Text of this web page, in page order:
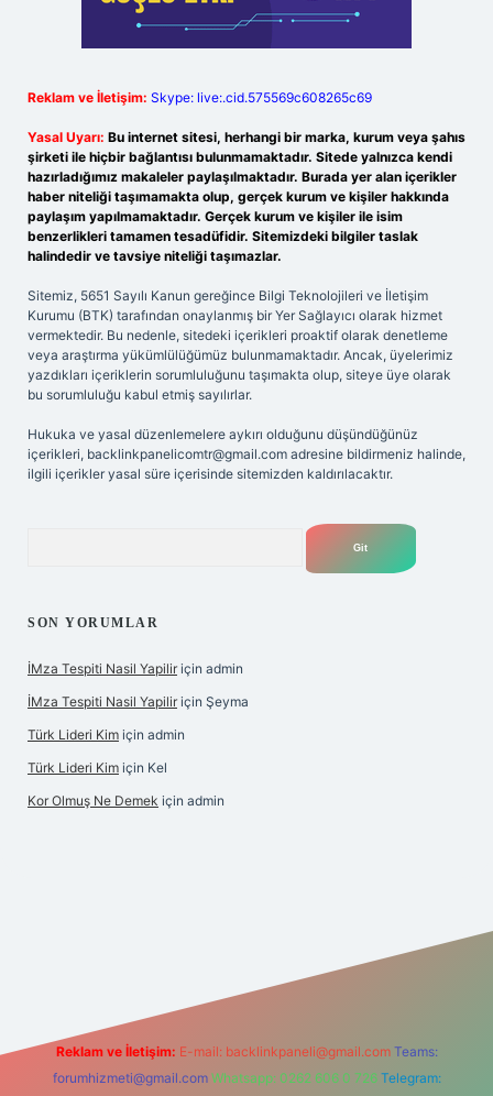
Reklam ve İletişim: Skype: live:.cid.575569c608265c69
Yasal Uyarı: Bu internet sitesi, herhangi bir marka, kurum veya şahıs
şirketi ile hiçbir bağlantısı bulunmamaktadır. Sitede yalnızca kendi
hazırladığımız makaleler paylaşılmaktadır. Burada yer alan içerikler
haber niteliği taşımamakta olup, gerçek kurum ve kişiler hakkında
paylaşım yapılmamaktadır. Gerçek kurum ve kişiler ile isim
benzerlikleri tamamen tesadüfidir. Sitemizdeki bilgiler taslak
halindedir ve tavsiye niteliği taşımazlar.
Sitemiz, 5651 Sayılı Kanun gereğince Bilgi Teknolojileri ve İletişim
Kurumu (BTK) tarafından onaylanmış bir Yer Sağlayıcı olarak hizmet
vermektedir. Bu nedenle, sitedeki içerikleri proaktif olarak denetleme
veya araştırma yükümlülüğümüz bulunmamaktadır. Ancak, üyelerimiz
yazdıkları içeriklerin sorumluluğunu taşımakta olup, siteye üye olarak
bu sorumluluğu kabul etmiş sayılırlar.
Hukuka ve yasal düzenlemelere aykırı olduğunu düşündüğünüz
içerikleri, backlinkpanelicomtr@gmail.com adresine bildirmeniz halinde,
ilgili içerikler yasal süre içerisinde sitemizden kaldırılacaktır.
SON YORUMLAR
İMza Tespiti Nasil Yapilir için admin
İMza Tespiti Nasil Yapilir için Şeyma
Türk Lideri Kim için admin
Türk Lideri Kim için Kel
Kor Olmuş Ne Demek için admin
Reklam ve İletişim: E-mail: backlinkpaneli@gmail.com Teams:
forumhizmeti@gmail.com Whatsapp: 0262 606 0 726 Telegram: